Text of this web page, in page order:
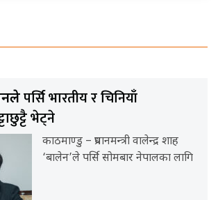
पर्सि भारतीय र चिनियाँ
भेट्ने
काठमाण्डु – प्रधानमन्त्री वालेन्द्र शाह
‘बालेन’ले पर्सि सोमबार नेपालका लागि